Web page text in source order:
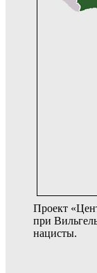
Проект
при
нацисты.